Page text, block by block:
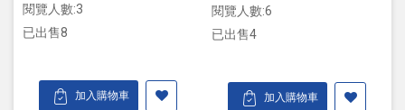
閱覽人數:3
已出售8
加入購物車
閱覽人數:6
已出售4
加入購物車